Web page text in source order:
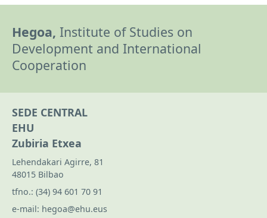
Hegoa, Institute of Studies on
Development and International
Cooperation
SEDE CENTRAL
EHU
Zubiria Etxea
Lehendakari Agirre, 81
48015 Bilbao
tfno.: (34) 94 601 70 91
e-mail: hegoa@ehu.eus